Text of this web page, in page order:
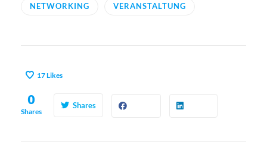
NETWORKING VERANSTALTUNG
17Likes
0
Shares
Shares